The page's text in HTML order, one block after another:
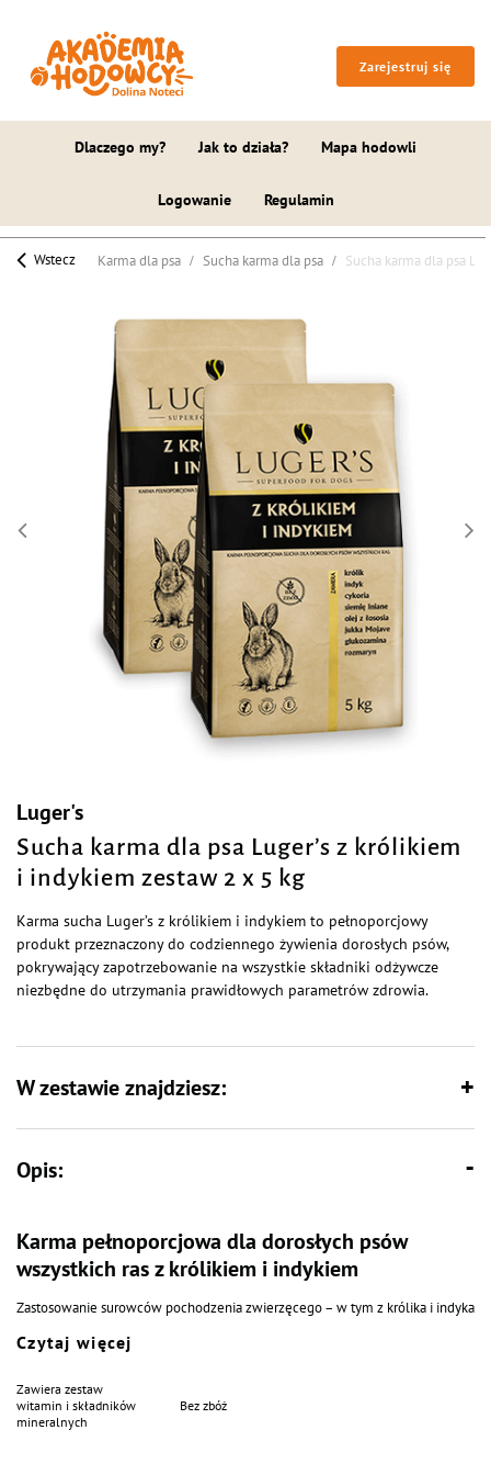
Zarejestruj się
Dlaczego my? Jak to działa? Mapa hodowli
Logowanie Regulamin
Wstecz Karma dla psa Sucha karma dla psa Sucha karma dla psa
Luger's
Sucha karma dla psa Luger’s z królikiem
i indykiem zestaw 2 x 5 kg
Karma sucha Luger’s z królikiem i indykiem to pełnoporcjowy
produkt przeznaczony do codziennego żywienia dorosłych psów,
pokrywający zapotrzebowanie na wszystkie składniki odżywcze
niezbędne do utrzymania prawidłowych parametrów zdrowia.
W zestawie znajdziesz:
Opis:
Karma pełnoporcjowa dla dorosłych psów
wszystkich ras z królikiem i indykiem
Zastosowanie surowców pochodzenia zwierzęcego – w tym z królika i indyka
charakteryzującego się obecnością aminokwasów egzogennych, jak i kwasów
oraz z siemienia lnianego, dostarcza niezbędnych kwasów tłuszczowych w
odpowiednich ilościach i proporcjach. Prawidłowy stosunek wapnia do
fosforu zapewnia wydajne funkcjonowanie układu kostnego. Dodatki
Czytaj więcej
Zawiera zestaw
witamin i składników
mineralnych
Bez zbóż